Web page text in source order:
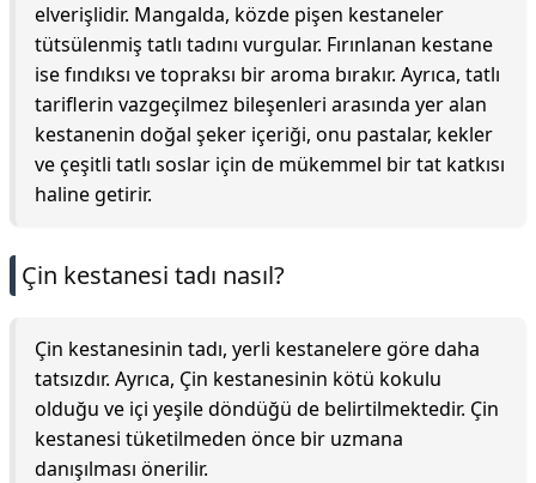
elverişlidir. Mangalda, közde pişen kestaneler
tütsülenmiş tatlı tadını vurgular. Fırınlanan kestane
ise fındıksı ve topraksı bir aroma bırakır. Ayrıca, tatlı
tariflerin vazgeçilmez bileşenleri arasında yer alan
kestanenin doğal şeker içeriği, onu pastalar, kekler
ve çeşitli tatlı soslar için de mükemmel bir tat katkısı
haline getirir.
Çin kestanesi tadı nasıl?
Çin kestanesinin tadı, yerli kestanelere göre daha
tatsızdır. Ayrıca, Çin kestanesinin kötü kokulu
olduğu ve içi yeşile döndüğü de belirtilmektedir. Çin
kestanesi tüketilmeden önce bir uzmana
danışılması önerilir.